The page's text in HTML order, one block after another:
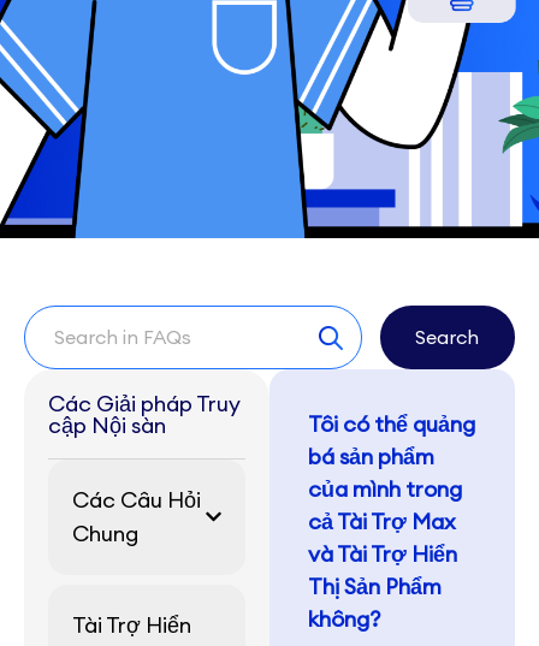
Search
Các Giải pháp Truy
cập Nội sàn
Các Câu Hỏi
Chung
Tài Trợ Hiển
Tôi có thể quảng
bá sản phẩm
của mình trong
cả Tài Trợ Max
và Tài Trợ Hiển
Thị Sản Phẩm
không?